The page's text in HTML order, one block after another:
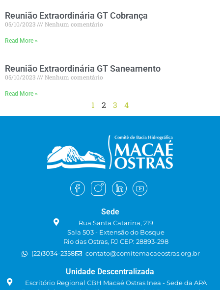
Reunião Extraordinária GT Cobrança
05/10/2023 Nenhum comentário
Read More »
Reunião Extraordinária GT Saneamento
05/10/2023 Nenhum comentário
Read More »
1 2 3 4
Sede
Rua Santa Catarina, 219
Sala 503 - Extensão do Bosque
Rio das Ostras, RJ CEP: 28893-298
(22)3034-2358
contato@comitemacaeostras.org.br
Unidade Descentralizada
Escritório Regional CBH Macaé Ostras Inea - Sede da APA